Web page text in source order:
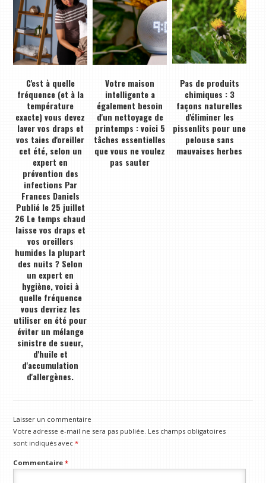
C'est à quelle
fréquence (et à la
température
exacte) vous devez
laver vos draps et
vos taies d'oreiller
cet été, selon un
expert en
prévention des
infections Par
Frances Daniels
Publié le 25 juillet
26 Le temps chaud
laisse vos draps et
vos oreillers
humides la plupart
des nuits ? Selon
un expert en
hygiène, voici à
quelle fréquence
vous devriez les
utiliser en été pour
éviter un mélange
sinistre de sueur,
d'huile et
d'accumulation
d'allergènes.
Votre maison
intelligente a
également besoin
d'un nettoyage de
printemps : voici 5
tâches essentielles
que vous ne voulez
pas sauter
Pas de produits
chimiques : 3
façons naturelles
d'éliminer les
pissenlits pour une
pelouse sans
mauvaises herbes
Laisser un commentaire
Votre adresse e-mail ne sera pas publiée. Les champs obligatoires
sont indiqués avec*
Commentaire*